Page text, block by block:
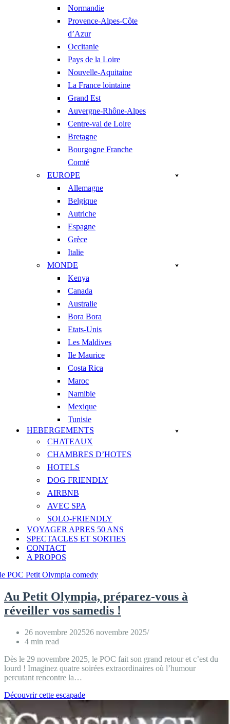
Normandie
Provence-Alpes-Côte
d’Azur
Occitanie
Pays de la Loire
Nouvelle-Aquitaine
La France lointaine
Grand Est
Auvergne-Rhône-Alpes
Centre-val de Loire
Bretagne
Bourgogne Franche
Comté
EUROPE
Allemagne
Belgique
Autriche
Espagne
Grèce
Italie
MONDE
Kenya
Canada
Australie
Bora Bora
Etats-Unis
Les Maldives
Ile Maurice
Costa Rica
Maroc
Namibie
Mexique
Tunisie
HEBERGEMENTS
CHATEAUX
CHAMBRES D’HOTES
HOTELS
DOG FRIENDLY
AIRBNB
AVEC SPA
SOLO-FRIENDLY
VOYAGER APRES 50 ANS
SPECTACLES ET SORTIES
CONTACT
A PROPOS
Au Petit Olympia, préparez-vous à
réveiller vos samedis !
26 novembre 202526 novembre 2025
4 min read
Dès le 29 novembre 2025, le POC fait son grand retour et c’est du
lourd ! Imaginez quatre soirées extraordinaires où l’humour
percutant rencontre la…
Découvrir cette escapadeAu
Petit
préparez-